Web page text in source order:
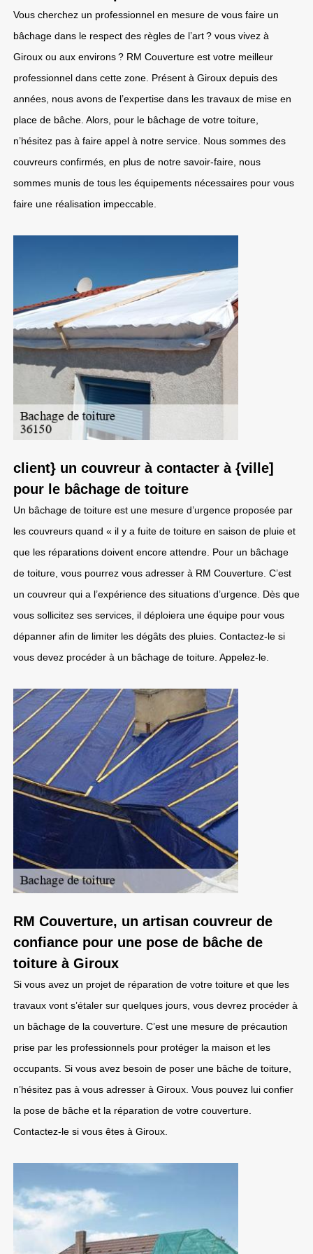
Vous cherchez un professionnel en mesure de vous faire un
bâchage dans le respect des règles de l’art ? vous vivez à
Giroux ou aux environs ? RM Couverture est votre meilleur
professionnel dans cette zone. Présent à Giroux depuis des
années, nous avons de l’expertise dans les travaux de mise en
place de bâche. Alors, pour le bâchage de votre toiture,
n’hésitez pas à faire appel à notre service. Nous sommes des
couvreurs confirmés, en plus de notre savoir-faire, nous
sommes munis de tous les équipements nécessaires pour vous
faire une réalisation impeccable.
client} un couvreur à contacter à {ville]
pour le bâchage de toiture
Un bâchage de toiture est une mesure d’urgence proposée par
les couvreurs quand « il y a fuite de toiture en saison de pluie et
que les réparations doivent encore attendre. Pour un bâchage
de toiture, vous pourrez vous adresser à RM Couverture. C’est
un couvreur qui a l’expérience des situations d’urgence. Dès que
vous sollicitez ses services, il déploiera une équipe pour vous
dépanner afin de limiter les dégâts des pluies. Contactez-le si
vous devez procéder à un bâchage de toiture. Appelez-le.
RM Couverture, un artisan couvreur de
confiance pour une pose de bâche de
toiture à Giroux
Si vous avez un projet de réparation de votre toiture et que les
travaux vont s’étaler sur quelques jours, vous devrez procéder à
un bâchage de la couverture. C’est une mesure de précaution
prise par les professionnels pour protéger la maison et les
occupants. Si vous avez besoin de poser une bâche de toiture,
n’hésitez pas à vous adresser à Giroux. Vous pouvez lui confier
la pose de bâche et la réparation de votre couverture.
Contactez-le si vous êtes à Giroux.